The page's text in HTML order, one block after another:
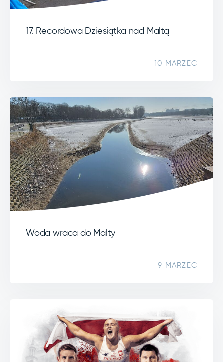
17. Recordowa Dziesiątka nad Maltą
10 MARZEC
Woda wraca do Malty
9 MARZEC